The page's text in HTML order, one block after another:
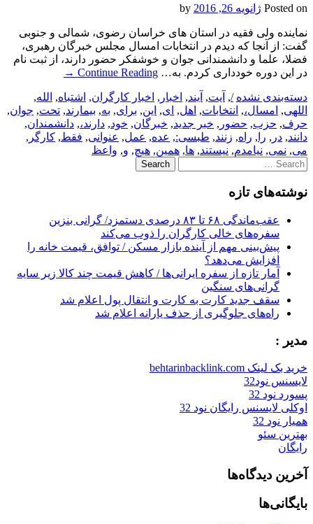
Posted on ژانویه 26, 2016
نماینده ولی فقیه در استان های خراسان رضوی، شمالی و جنوبی
گفت: از آنجا که دیدم در انتخابات امسال مجلس خبرگان رهبری،
فضلا، علما و دانشمندانی جوان و خوشفکر حضور دارند، از ثبت نام
در این دوره خودداری کردم. به… Continue Reading
→
دسته‌بندی نشده /
, آیت, آیند, اخبار , اخبار کارگران, اشتباه, الله,
اللهی, امسال،, انتخابات, اهل, ای, این, برای, به, بیمارند, تحت, جوان,
حرف, حزب, حضور , خبر جدید, خبرگان, خود, دارند،, دانشمندان,
دانند, در , را , راه, زنند, طبسی:, عده, عمل, عنوانی, فقط, کارگر ,
می, نمی, نیامدم, نیستند, ها, همین, هیچ, و, واعظ
Search
for:
نوشته‌های تازه
عقب‌ماندگی ۶۸ تا ۸۳ درصدی دستمزد/ گرانی بنزین
سفره‌های خالی کارگران را ذوب می‌کند
پیش‌بینی مهم از آینده بازار مسکن / توافق، قیمت خانه را
افزایش می‌دهد؟
آمار تازه از سفره ایرانی‌ها / کاهش قیمت چند کالا زیر سایه
گرانی‌های سنگین
سقف جدید کارت به کارت و انتقال پول اعلام شد
راه‌های جلوگیری از حذف یارانه اعلام شد
مدیر :
خرید بک لینک behtarinbacklink.com
لایسنس نود32
پسورد نود 32
اوکلی لایسنس رایگان نود 32
همیار نود 32
بهترین سئو
رایگان
آخرین دیدگاه‌ها
بایگانی‌ها